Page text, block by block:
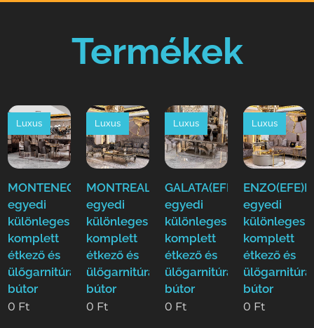
Termékek
MONTENEGRO(EFE)Luxus
egyedi
különleges
komplett
étkező és
ülőgarnitúra
bútor
Luxus
0 Ft
MONTREAL(EFE)Luxus
egyedi
különleges
komplett
étkező és
ülőgarnitúra
bútor
Luxus
0 Ft
GALATA(EFE)Luxus
egyedi
különleges
komplett
étkező és
ülőgarnitúra
bútor
Luxus
0 Ft
egyedi
különleges
komplett
étkező és
ülőgarnitúra
bútor
Luxus
0 Ft